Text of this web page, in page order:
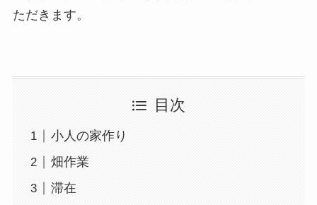
ただきます。
目次
小人の家作り
畑作業
滞在